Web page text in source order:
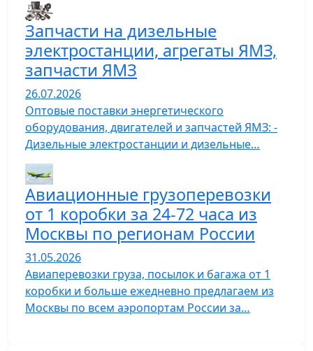
Запчасти на дизельные
электростанции, агрегаты ЯМЗ,
запчасти ЯМЗ
26.07.2026
Оптовые поставки энергетического
оборудования, двигателей и запчастей ЯМЗ: -
Дизельные электростанции и дизельные…
Авиационные грузоперевозки
от 1 коробки за 24-72 часа из
Москвы по регионам России
31.05.2026
Авиаперевозки груза, посылок и багажа от 1
коробки и больше ежедневно предлагаем из
Москвы по всем аэропортам России за…